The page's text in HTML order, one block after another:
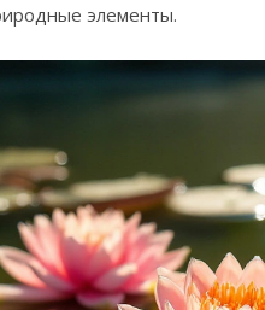
элементы.